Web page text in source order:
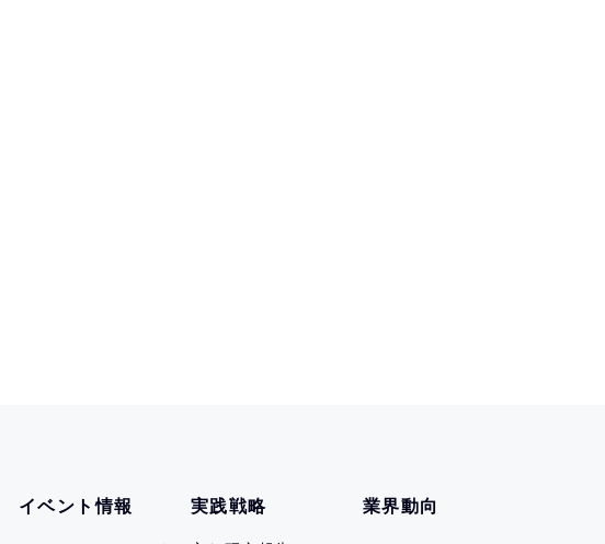
イベント情報 実践戦略 業界動向